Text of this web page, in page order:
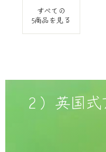
すべての
5商品を見る
２）英国